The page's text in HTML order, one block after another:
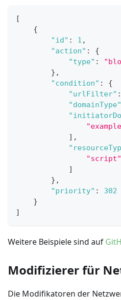
[
{
"id" : 1 ,
"action" :
{
"type" :
} ,
"condition" :
{
"urlFilter" :
"domainType"
] ,
"script"
]
} ,
"priority" :
302
}
]
Weitere Beispiele sind auf
Modifizierer für
Die Modifikatoren der